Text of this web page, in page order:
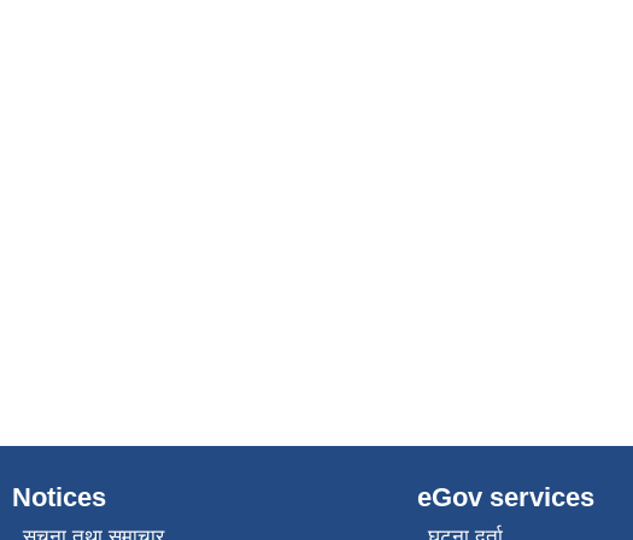
Notices eGov services